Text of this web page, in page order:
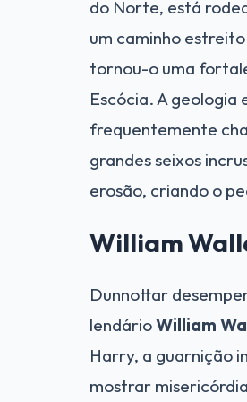
do Norte, está
um caminho
tornou-o uma
Escócia. A geologia
frequentemente
grandes seixos
erosão, criando o
William
Dunnottar
lendárioWilliam
Harry, a guarnição
mostrar